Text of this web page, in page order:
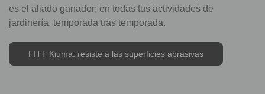
es el aliado ganador: en todas tus actividades de
jardinería, temporada tras temporada.
FITT Kiuma: resiste a las superficies abrasivas